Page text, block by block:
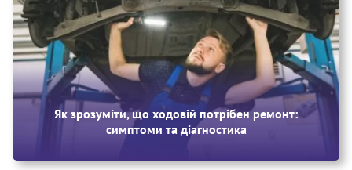
Як зрозуміти, що ходовій потрібен ремонт:
симптоми та діагностика